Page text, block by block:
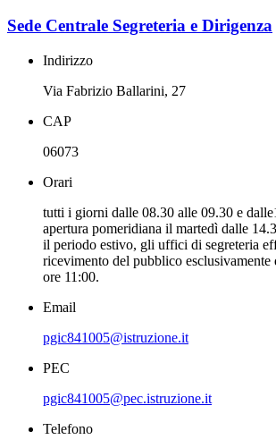
Sede Centrale Segreteria e Dirigenza
Indirizzo
Via Fabrizio Ballarini, 27
CAP
06073
Orari
tutti i giorni dalle 08.30 alle 09.30 e
apertura pomeridiana il martedì dalle
il periodo estivo, gli uffici di segreteria
ricevimento del pubblico esclusivamente
ore 11:00.
Email
pgic841005@istruzione.it
PEC
pgic841005@pec.istruzione.it
Telefono